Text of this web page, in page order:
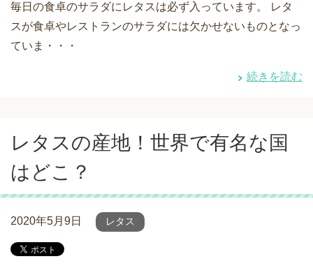
毎日の食卓のサラダにレタスは必ず入っています。 レタ
スが食卓やレストランのサラダには欠かせないものとなっ
ていま・・・
続きを読む
レタスの産地！世界で有名な国
はどこ？
2020年5月9日 レタス